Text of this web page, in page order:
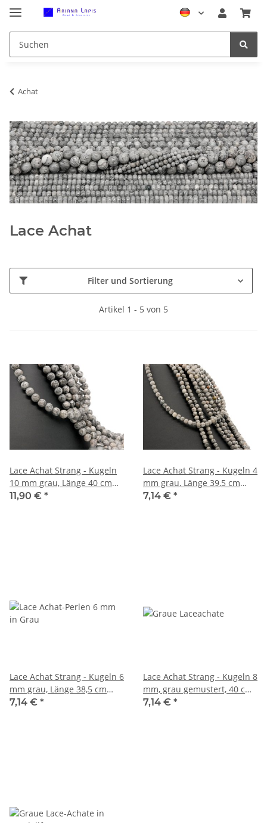
Achat
Lace Achat
Filter und Sortierung
Artikel 1 - 5 von 5
Lace Achat Strang - Kugeln
10 mm grau, Länge 40 cm
/4523
11,90 € *
Lace Achat Strang - Kugeln 4
mm grau, Länge 39,5 cm
/4521
7,14 € *
Lace Achat Strang - Kugeln 6
mm grau, Länge 38,5 cm
/4522
7,14 € *
Lace Achat Strang - Kugeln 8
mm, grau gemustert, 40 cm
/4526
7,14 € *